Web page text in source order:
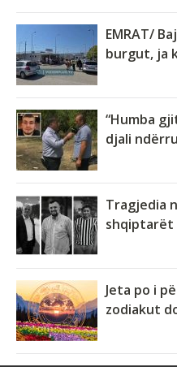
EMRAT/
burgut, ja
“Humba
djali
Tragjedia
shqiptarët
Jeta po i
zodiakut